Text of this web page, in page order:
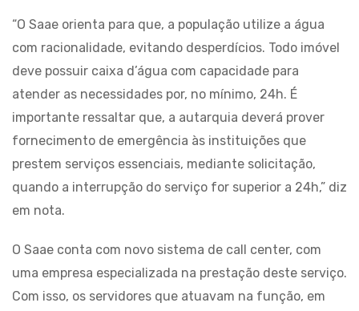
“O Saae orienta para que, a população utilize a água
com racionalidade, evitando desperdícios. Todo imóvel
deve possuir caixa d’água com capacidade para
atender as necessidades por, no mínimo, 24h. É
importante ressaltar que, a autarquia deverá prover
fornecimento de emergência às instituições que
prestem serviços essenciais, mediante solicitação,
quando a interrupção do serviço for superior a 24h,” diz
em nota.
O Saae conta com novo sistema de call center, com
uma empresa especializada na prestação deste serviço.
Com isso, os servidores que atuavam na função, em